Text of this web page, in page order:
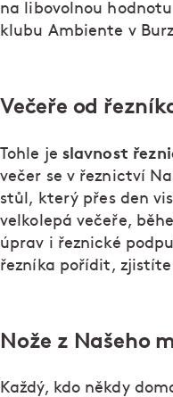
na libovolnou
klubu Ambiente v
Večeře od
Tohle je slavnost
večer se v řeznictví
stůl, který přes den
velkolepá večeře,
úprav i řeznické
řezníka pořídit, zjistíte
Nože z Našeho
Každý, kdo někdy